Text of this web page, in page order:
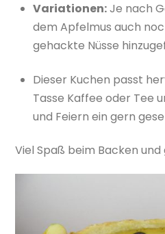
Variationen:Je nach
dem Apfelmus auch
gehackte Nüsse
Dieser Kuchen passt
Tasse Kaffee oder Tee
und Feiern ein gern
Viel Spaß beim Backen